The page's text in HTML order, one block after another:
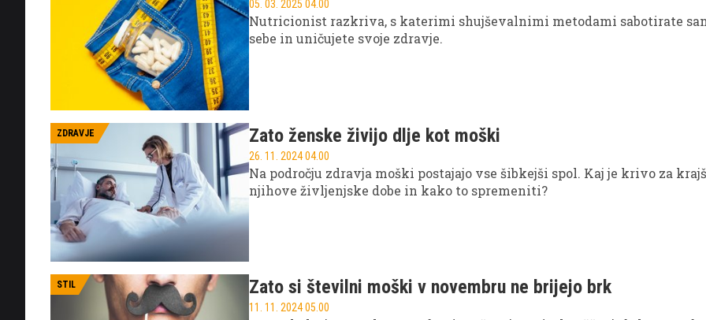
05. 03. 2025 04.00
Nutricionist razkriva, s katerimi shujševalnimi metodami sabotirate
sebe in uničujete svoje zdravje.
ZDRAVJE Zato ženske živijo dlje kot moški
26. 11. 2024 04.00
Na področju zdravja moški postajajo vse šibkejši spol. Kaj je krivo za
njihove življenjske dobe in kako to spremeniti?
STIL Zato si številni moški v novembru ne brijejo brk
11. 11. 2024 05.00